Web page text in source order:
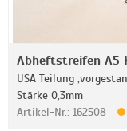
Abheftstreifen A5
USA Teilung
Stärke 0,3mm
Artikel-Nr.: 162508